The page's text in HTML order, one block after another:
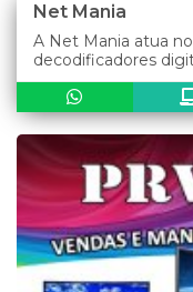
Net Mania
A Net Mania atua
decodificadores